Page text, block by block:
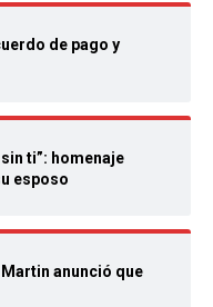
de pago y
ti”: homenaje
esposo
anunció que